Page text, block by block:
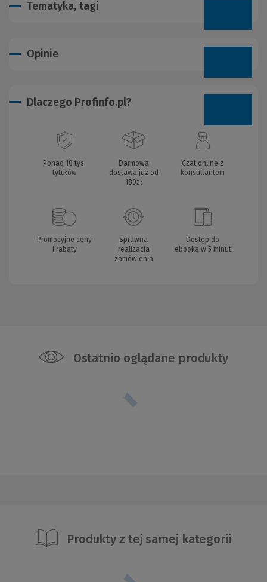
Tematyka, tagi
Opinie
Dlaczego Profinfo.pl?
Ponad 10 tys.
tytułów
Darmowa
dostawa już od
180zł
Czat online z
konsultantem
Promocyjne ceny
i rabaty
Sprawna
realizacja
zamówienia
Dostęp do
ebooka w 5 minut
Ostatnio oglądane produkty
Produkty z tej samej kategorii